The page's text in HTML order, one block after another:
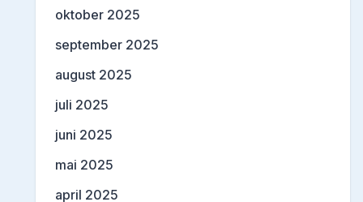
oktober 2025
september 2025
august 2025
juli 2025
juni 2025
mai 2025
april 2025